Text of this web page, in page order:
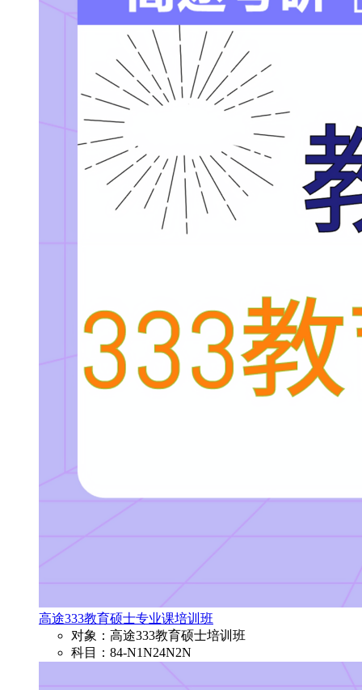
高途333教育硕士专业课培训班
对象：高途333教育硕士培训班
科目：84-N1N24N2N